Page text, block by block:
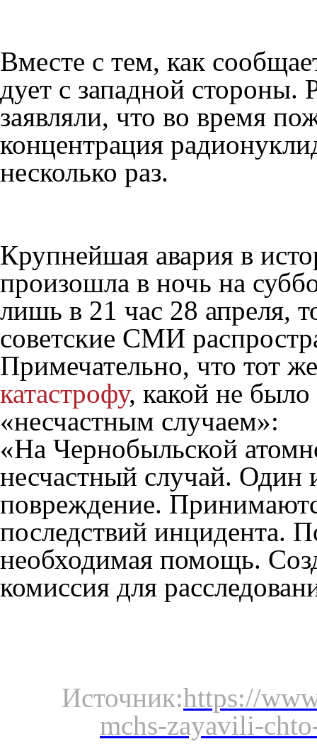
Вместе с тем, как
дует с западной стороны.
заявляли, что во время
концентрация
несколько раз.
Крупнейшая авария в
произошла в ночь на
лишь в 21 час 28 апреля,
советские СМИ
Примечательно, что тот
катастрофу, какой не
«несчастным случаем»:
«На Чернобыльской
несчастный случай. Один
повреждение.
последствий инцидента.
необходимая помощь.
комиссия для
Источник:https://
mchs-zayavili-